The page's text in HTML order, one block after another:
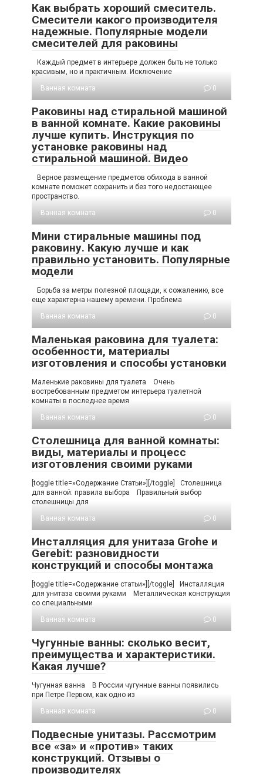
Как выбрать хороший смеситель.
Смесители какого производителя
надежные. Популярные модели
смесителей для раковины
Каждый предмет в интерьере должен быть не только
красивым, но и практичным. Исключение
Ванная комната
0
Раковины над стиральной машиной
в ванной комнате. Какие раковины
лучше купить. Инструкция по
установке раковины над
стиральной машиной. Видео
Верное размещение предметов обихода в ванной
комнате поможет сохранить и без того недостающее
пространство.
Ванная комната
0
Мини стиральные машины под
раковину. Какую лучше и как
правильно установить. Популярные
модели
Борьба за метры полезной площади, к сожалению, все
еще характерна нашему времени. Проблема
Ванная комната
0
Маленькая раковина для туалета:
особенности, материалы
изготовления и способы установки
Маленькие раковины для туалета Очень
востребованным предметом интерьера туалетной
комнаты в последнее время
Ванная комната
0
Столешница для ванной комнаты:
виды, материалы и процесс
изготовления своими руками
[toggle title=»Содержание Статьи»][/toggle] Столешница
для ванной: правила выбора Правильный выбор
столешницы для
Ванная комната
0
Инсталляция для унитаза Grohe и
Gerebit: разновидности
конструкций и способы монтажа
[toggle title=»Содержание статьи»][/toggle] Инсталляция
для унитаза своими руками Металлическая конструкция
со специальными
Ванная комната
0
Чугунные ванны: сколько весит,
преимущества и характеристики.
Какая лучше?
Чугунная ванна В России чугунные ванны появились
при Петре Первом, как одно из
Ванная комната
0
Подвесные унитазы. Рассмотрим
все «за» и «против» таких
конструкций. Отзывы о
производителях